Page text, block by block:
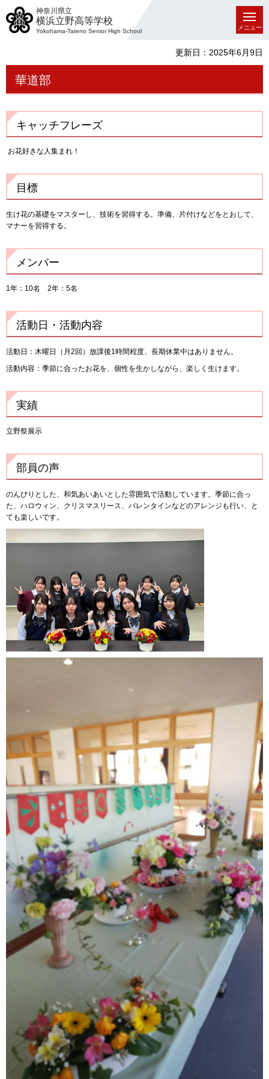
神奈川県立
横浜立野高等学校
Yokohama-Tateno Senior High School
メニュー
更新日：2025年6月9日
華道部
キャッチフレーズ
お花好きな人集まれ！
目標
生け花の基礎をマスターし、技術を習得する。準備、片付けなどをとおして、
マナーを習得する。
メンバー
1年：10名 2年：5名
活動日・活動内容
活動日：木曜日（月2回）放課後1時間程度、長期休業中はありません。
活動内容：季節に合ったお花を、個性を生かしながら、楽しく生けます。
実績
立野祭展示
部員の声
のんびりとした、和気あいあいとした雰囲気で活動しています。季節に合っ
た、ハロウィン、クリスマスリース、バレンタインなどのアレンジも行い、と
ても楽しいです。